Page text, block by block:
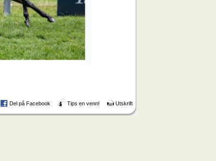
Del på Facebook Tips en venn! Utskrift